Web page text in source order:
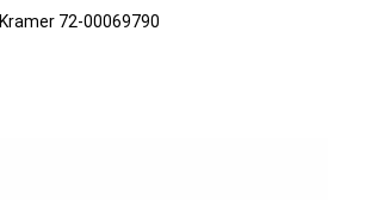
Kramer 72-00069790